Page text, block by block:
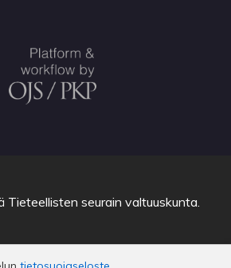
Tieteellisten seurain valtuuskunta.